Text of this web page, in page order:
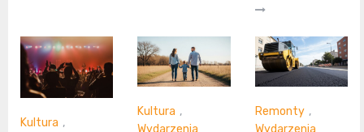
Kultura ,
Kultura ,
Wydarzenia
Remonty ,
Wydarzenia